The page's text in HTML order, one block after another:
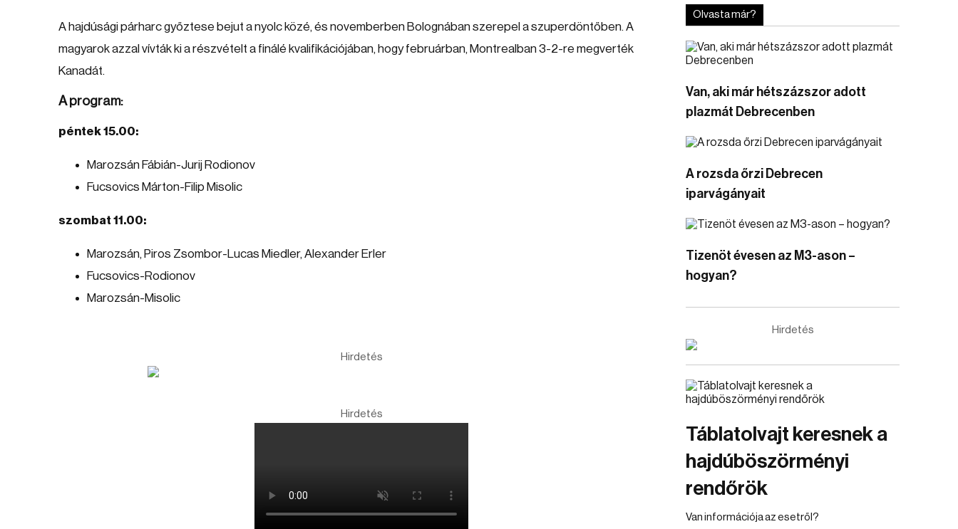
A hajdúsági párharc győztese bejut a nyolc közé, és novemberben Bolognában szerepel a szuperdöntőben. A
magyarok azzal vívták ki a részvételt a finálé kvalifikációjában, hogy februárban, Montrealban 3-2-re megverték
Kanadát.
A program:
péntek 15.00:
Marozsán Fábián-Jurij Rodionov
Fucsovics Márton-Filip Misolic
szombat 11.00:
Marozsán, Piros Zsombor-Lucas Miedler, Alexander Erler
Fucsovics-Rodionov
Marozsán-Misolic
Hirdetés
Hirdetés
Olvasta már?
Van, aki már hétszázszor adott
plazmát Debrecenben
A rozsda őrzi Debrecen
iparvágányait
Tizenöt évesen az M3-ason –
hogyan?
Hirdetés
Táblatolvajt keresnek a
hajdúböszörményi
rendőrök
Van információja az esetről?